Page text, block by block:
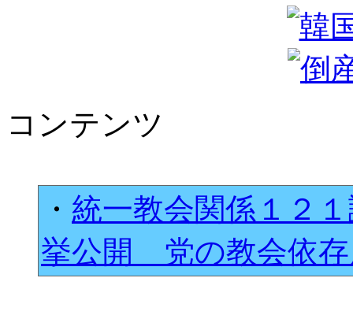
コンテンツ
・ 統一教会関係１２
挙公開 党の教会依